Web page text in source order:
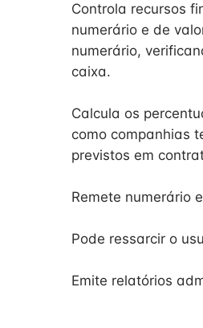
Controla recursos
numerário e de
numerário,
caixa.
Calcula os
como companhias
previstos em
Remete numerário
Pode ressarcir o
Emite relatórios